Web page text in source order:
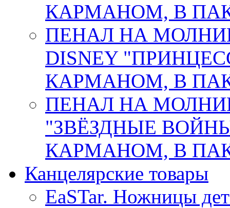
КАРМАНОМ, В
ПЕНАЛ НА
DISNEY
КАРМАНОМ, В
ПЕНАЛ НА
"ЗВЁЗДНЫЕ
КАРМАНОМ, В ПАК.
Канцелярские товары
EaSTar. Ножницы